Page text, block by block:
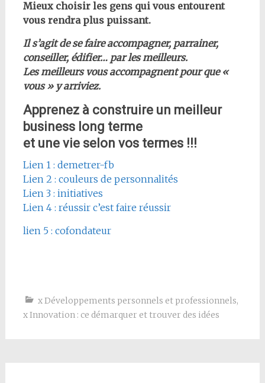
Mieux choisir les gens qui vous entourent
vous rendra plus puissant.
Il s’agit de se faire accompagner, parrainer,
conseiller, édifier… par les meilleurs.
Les meilleurs vous accompagnent pour que «
vous » y arriviez.
Apprenez à construire un meilleur
business long terme
et une vie selon vos termes !!!
Lien 1 : demetrer-fb
Lien 2 : couleurs de personnalités
Lien 3 : initiatives
Lien 4 : réussir c’est faire réussir
lien 5 : cofondateur
x Développements personnels et professionnels,
x Innovation : ce démarquer et trouver des idées